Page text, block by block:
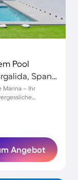
Pool
Son Serra de Marina, Santa Margalida, Spanien
Marina – Ihr
Angebot